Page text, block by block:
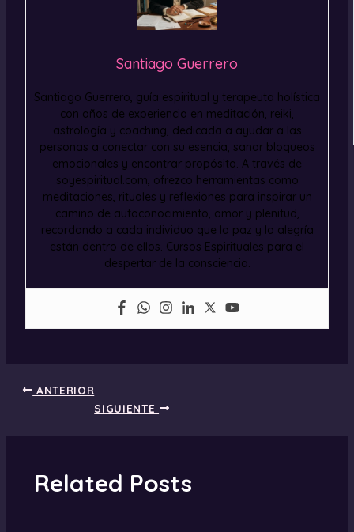
Santiago Guerrero
Santiago Guerrero, guía espiritual y terapeuta holística
con años de experiencia en meditación, reiki,
astrología y coaching, dedicada a ayudar a las
personas a conectar con su esencia, sanar bloqueos
emocionales y encontrar propósito. A través de
soyespiritual.com, ofrezco herramientas como
meditaciones, rituales y reflexiones para inspirar un
camino de autoconocimiento, amor y plenitud,
recordando a cada individuo que la paz y la alegría
están dentro de ellos. Cursos Espirituales para el
despertar de la consciencia.
ANTERIOR
SIGUIENTE
Related Posts